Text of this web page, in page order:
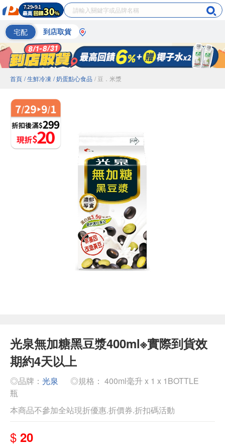
宅配 到店取貨
首頁 / 生鮮冷凍 / 奶蛋點心食品 / 豆．米漿
光泉無加糖黑豆漿400ml※實際到貨效
期約4天以上
◎品牌： 光泉
◎規格： 400ml毫升 x 1 x 1BOTTLE
瓶
本商品不參加全站現折優惠.折價券.折扣碼活動
$ 20